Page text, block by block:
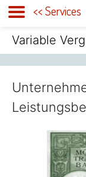
Zum
springen
Variable
<< Services